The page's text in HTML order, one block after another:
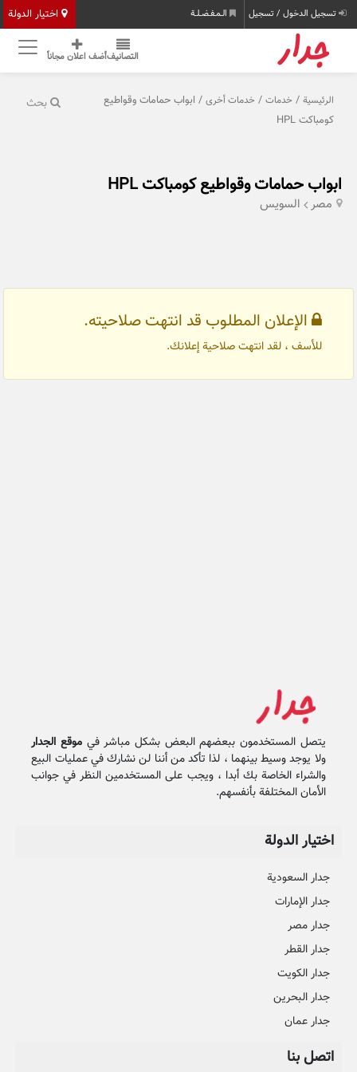
اختيار الدولة تسجيل الدخول / تسجيل الـمـفـضـلـة
التصانيفأضف اعلان مجاناً
بحث الرئيسية /خدمات /خدمات أخرى / ابواب حمامات وقواطيع
كومباكت HPL
ابواب حمامات وقواطيع كومباكت HPL
مصر السويس
الإعلان المطلوب قد انتهت صلاحيته.
للأسف ، لقد انتهت صلاحية إعلانك.
يتصل المستخدمون ببعضهم البعض بشكل مباشر في موقع الجدار
ولا يوجد وسيط بينهما ، لذا تأكد من أننا لن نشارك في عمليات البيع
والشراء الخاصة بك أبدا ، ويجب على المستخدمين النظر في جوانب
الأمان المختلفة بأنفسهم.
اختيار الدولة
جدار السعودية
جدار الإمارات
جدار مصر
جدار القطر
جدار الكويت
جدار البحرين
جدار عمان
اتصل بنا